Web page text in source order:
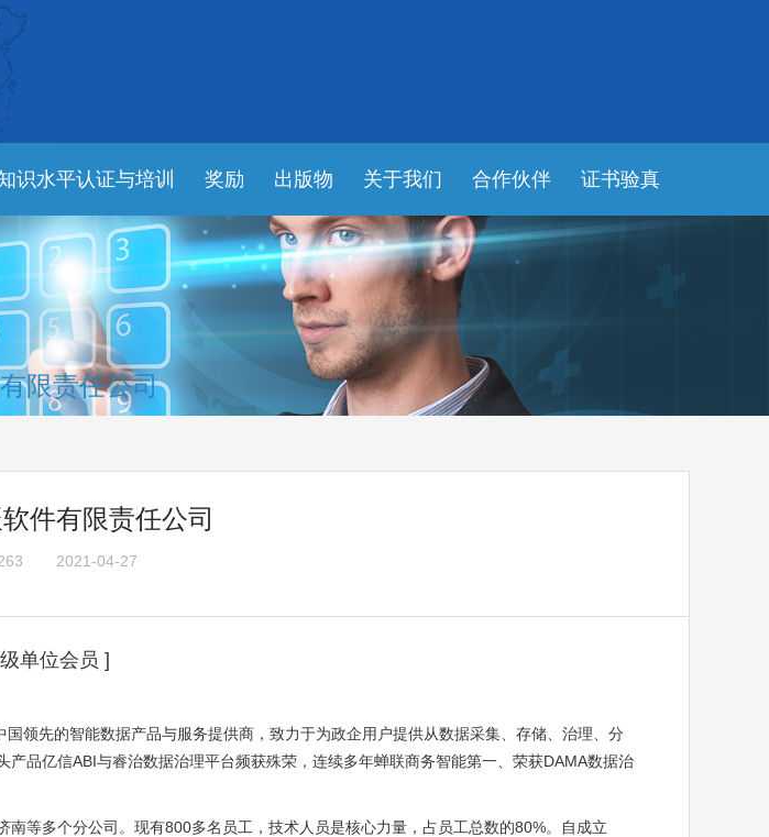
识水平认证与培训 奖励 出版物 关于我们 合作伙伴 证书验真
限责任公司
件有限责任公司
2021-04-27
单位会员 ]
领先的智能数据产品与服务提供商，致力于为政企用户提供从数据采集、存储、治理、分
品亿信ABI与睿治数据治理平台频获殊荣，连续多年蝉联商务智能第一、荣获DAMA数据治
等多个分公司。现有800多名员工，技术人员是核心力量，占员工总数的80%。自成立